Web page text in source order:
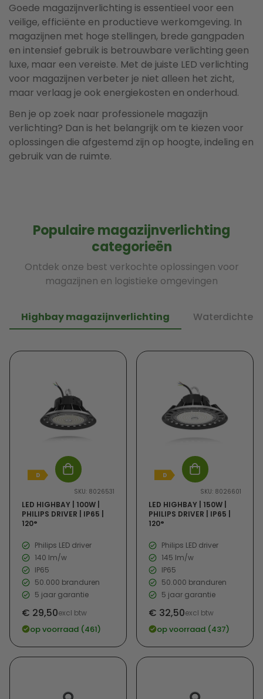
Goede magazijnverlichting is essentieel voor een
veilige, efficiënte en productieve werkomgeving. In
magazijnen met hoge stellingen, brede gangpaden
en intensief gebruik is betrouwbare verlichting geen
luxe, maar een vereiste. Met de juiste LED verlichting
voor magazijnen verbeter je niet alleen het zicht,
maar verlaag je ook energiekosten en onderhoud.
Ben je op zoek naar professionele magazijn
verlichting? Dan is het belangrijk om te kiezen voor
oplossingen die afgestemd zijn op hoogte, indeling en
gebruik van de ruimte.
Populaire magazijnverlichting
categorieën
Ontdek onze best verkochte oplossingen voor
magazijnen en logistieke omgevingen
Highbay magazijnverlichting Waterdichte
D
SKU: 8026531
LED HIGHBAY | 100W |
PHILIPS DRIVER | IP65 |
120°
Philips LED driver
140 lm/w
IP65
50.000 branduren
5 jaar garantie
Verkoopprijs
€ 29,50excl btw
op voorraad (461)
D
SKU: 8026601
LED HIGHBAY | 150W |
PHILIPS DRIVER | IP65 |
120°
Philips LED driver
145 lm/w
IP65
50.000 branduren
5 jaar garantie
Verkoopprijs
€ 32,50excl btw
op voorraad (437)